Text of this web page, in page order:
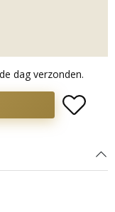
dag verzonden.